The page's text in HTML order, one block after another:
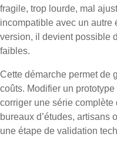
fragile, trop lourde, mal
incompatible avec un autre
version, il devient possible
faibles.
Cette démarche permet de
coûts. Modifier un
corriger une série
bureaux d’études, artisans
une étape de validation